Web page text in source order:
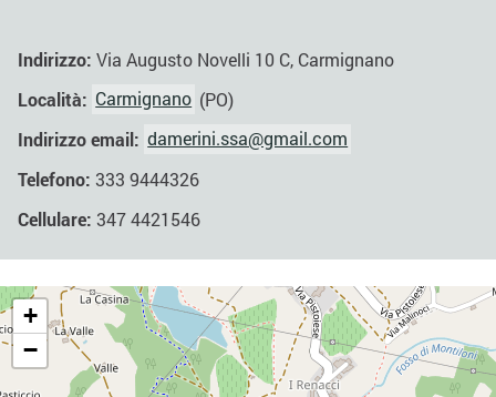
Indirizzo: Via Augusto Novelli 10 C, Carmignano
Località: Carmignano (PO)
Indirizzo email: damerini.ssa@gmail.com
Telefono: 333 9444326
Cellulare: 347 4421546
+
−